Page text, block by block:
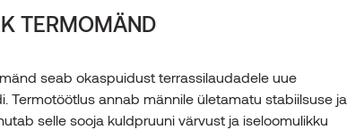
TERMOMÄND
seab okaspuidust terrassilaudadele uue
Termotöötlus annab männile ületamatu stabiilsuse ja
selle sooja kuldpruuni värvust ja iseloomulikku